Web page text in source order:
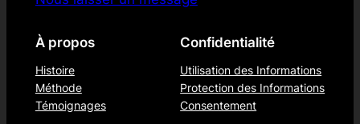
À propos
Histoire
Méthode
Témoignages
Confidentialité
Utilisation des Informations
Protection des Informations
Consentement